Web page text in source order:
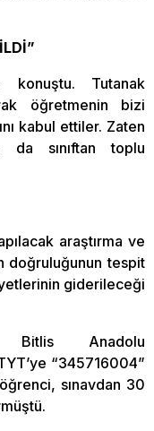
Tutanak
öğretmenin bizi
kabul ettiler. Zaten
da sınıftan toplu
araştırma ve
doğruluğunun tespit
giderileceği
Bitlis Anadolu
“345716004”
sınavdan 30